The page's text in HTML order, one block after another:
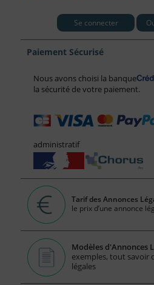
Se connecter
Paiement Sécurisé
Nous avons choisi la banque
la sécurité de votre paiement.
administratif
Tarif des Annonces
le prix d’une annonce
Modèles d'Annonces
exemples, tout savoir
légales